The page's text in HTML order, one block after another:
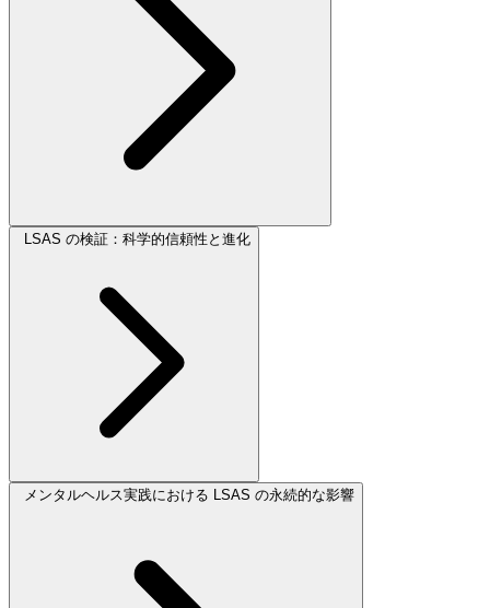
LSAS の検証：科学的信頼性と進化
メンタルヘルス実践における LSAS の永続的な影響